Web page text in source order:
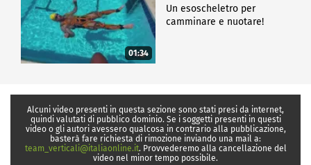
01:34
Un esoscheletro per
camminare e nuotare!
Alcuni video presenti in questa sezione sono stati presi da internet,
quindi valutati di pubblico dominio. Se i soggetti presenti in questi
video o gli autori avessero qualcosa in contrario alla pubblicazione,
basterà fare richiesta di rimozione inviando una mail a:
team_verticali@italiaonline.it. Provvederemo alla cancellazione del
video nel minor tempo possibile.